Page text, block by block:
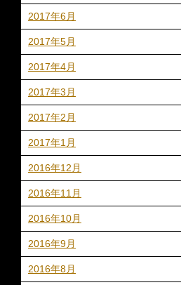
2017年6月
2017年5月
2017年4月
2017年3月
2017年2月
2017年1月
2016年12月
2016年11月
2016年10月
2016年9月
2016年8月